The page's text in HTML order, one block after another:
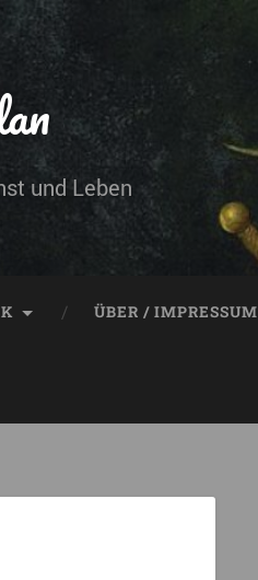
und Leben
ÜBER / IMPRESSUM